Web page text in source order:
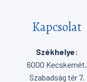
Kapcsolat
Székhelye:
6000 Kecskemét,
Szabadság tér 7.